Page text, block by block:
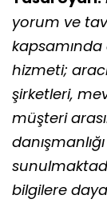
yorum ve
kapsamında
hizmeti;
şirketleri,
müşteri
bilgilere